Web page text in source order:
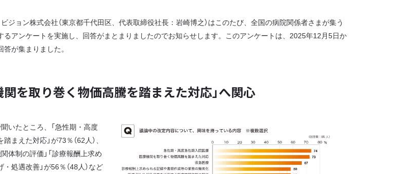
ョン株式会社（東京都千代田区、代表取締役社長：岩崎博之）はこのたび、全国の病院関係者さまが集う
るアンケートを実施し、回答がまとまりましたのでお知らせします。このアンケートは、2025年12月5日か
が集まりました。
関を取り巻く物価高騰を踏まえた対応」へ関心
いたところ、「急性期・高度
まえた対応」が73％（62人）、
体制の評価」「診療報酬上求め
処遇改善」が56％（48人）など